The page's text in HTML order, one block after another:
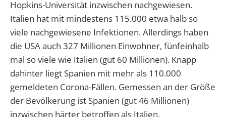
Hopkins-Universität inzwischen nachgewiesen.
Italien hat mit mindestens 115.000 etwa halb so
viele nachgewiesene Infektionen. Allerdings haben
die USA auch 327 Millionen Einwohner, fünfeinhalb
mal so viele wie Italien (gut 60 Millionen). Knapp
dahinter liegt Spanien mit mehr als 110.000
gemeldeten Corona-Fällen. Gemessen an der Größe
der Bevölkerung ist Spanien (gut 46 Millionen)
inzwischen härter betroffen als Italien.